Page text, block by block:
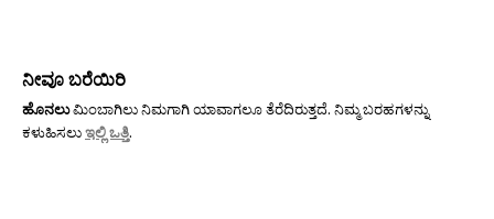
ನೀವೂ ಬರೆಯಿರಿ
ಹೊನಲುಮಿಂಬಾಗಿಲು ನಿಮಗಾಗಿ ಯಾವಾಗಲೂ ತೆರೆದಿರುತ್ತದೆ. ನಿಮ್ಮ ಬರಹಗಳನ್ನು
ಕಳುಹಿಸಲುಇಲ್ಲಿ ಒತ್ತಿ.